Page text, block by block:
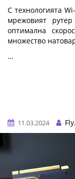
С технологията
мрежовият
оптимална
множество
…
11.03.2024